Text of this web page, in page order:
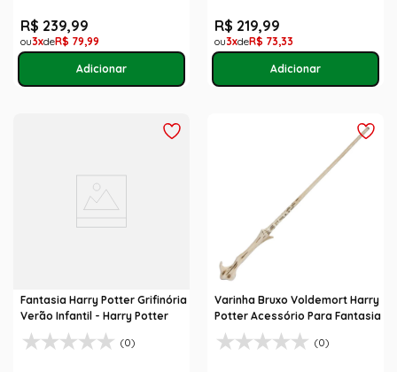
R$ 239,99
3 R$ 79,99
R$ 219,99
3 R$ 73,33
Fantasia Harry Potter Grifinória
Verão Infantil - Harry Potter
(0)
Varinha Bruxo Voldemort Harry
Potter Acessório Para Fantasia
(0)